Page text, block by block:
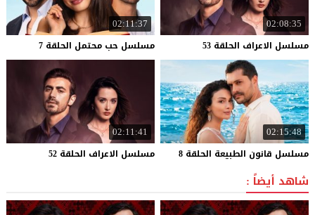
02:08:35
مسلسل الاعراف الحلقة 53
02:11:37
مسلسل حب محتمل الحلقة 7
02:15:48
مسلسل قانون الطبيعة الحلقة 8
02:11:41
مسلسل الاعراف الحلقة 52
شاهد أيضاً :